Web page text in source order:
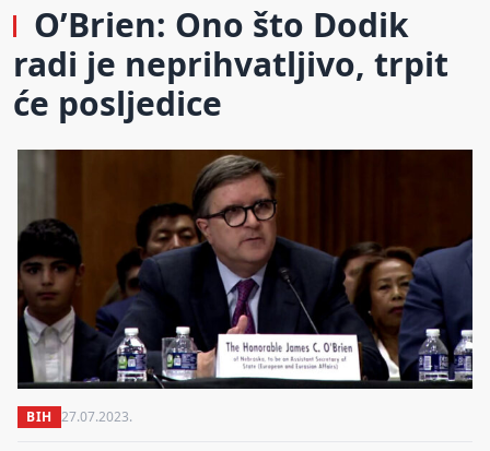
O’Brien: Ono što Dodik
radi je neprihvatljivo, trpit
će posljedice
BIH 27.07.2023.